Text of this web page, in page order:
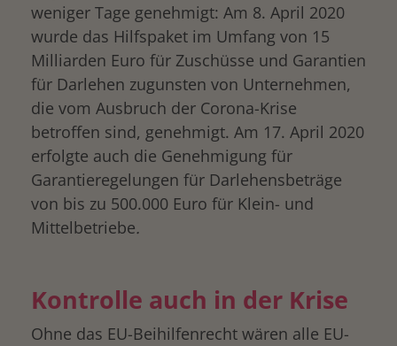
weniger Tage genehmigt: Am 8. April 2020
wurde das Hilfspaket im Umfang von 15
Milliarden Euro für Zuschüsse und Garantien
für Darlehen zugunsten von Unternehmen,
die vom Ausbruch der Corona-Krise
betroffen sind, genehmigt. Am 17. April 2020
erfolgte auch die Genehmigung für
Garantieregelungen für Darlehensbeträge
von bis zu 500.000 Euro für Klein- und
Mittelbetriebe.
Kontrolle auch in der Krise
Ohne das EU-Beihilfenrecht wären alle EU-